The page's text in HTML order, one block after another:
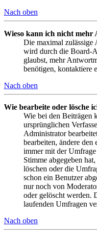
Nach oben
Wieso kann ich nicht mehr
Die maximal
wird durch die Board-
glaubst, mehr
benötigen, kontaktiere
Nach oben
Wie bearbeite oder lösche
Wie bei den Beiträgen
ursprünglichen
Administrator
bearbeiten, ändere den
immer mit der
Stimme abgegeben
löschen oder die
schon ein Benutzer
nur noch von
oder gelöscht werden.
laufenden Umfragen
Nach oben